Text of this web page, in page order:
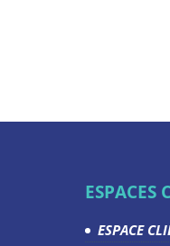
ESPACES
ESPACE